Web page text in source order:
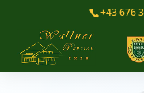
+43 676